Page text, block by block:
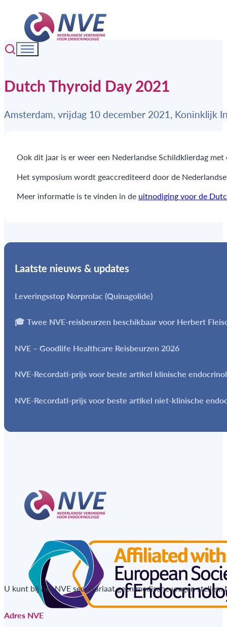
Dutch Thyroid Day 2021
Amsterdam, vrijdag 10 december 2021, Koninklijk
Ook dit jaar is er weer een Nederlandse Schildklierdag
Het symposium wordt geaccrediteerd door de
Meer informatie is te vinden in de uitnodiging voor de
Laatste nieuws & updates
Leveringsstop Norprolac (Quinagolide)
🎓 Twee NVE-reisbeurzen beschikbaar voor Herbert
NVE – Goodlife Healthcare Reisbeurzen 2026
NVE-Recordati-prijs voor beste artikel klinische
NVE-Recordati-prijs voor beste artikel niet-klinische
U kunt bij het NVE secretariaat geen medische vragen
Adres NVE